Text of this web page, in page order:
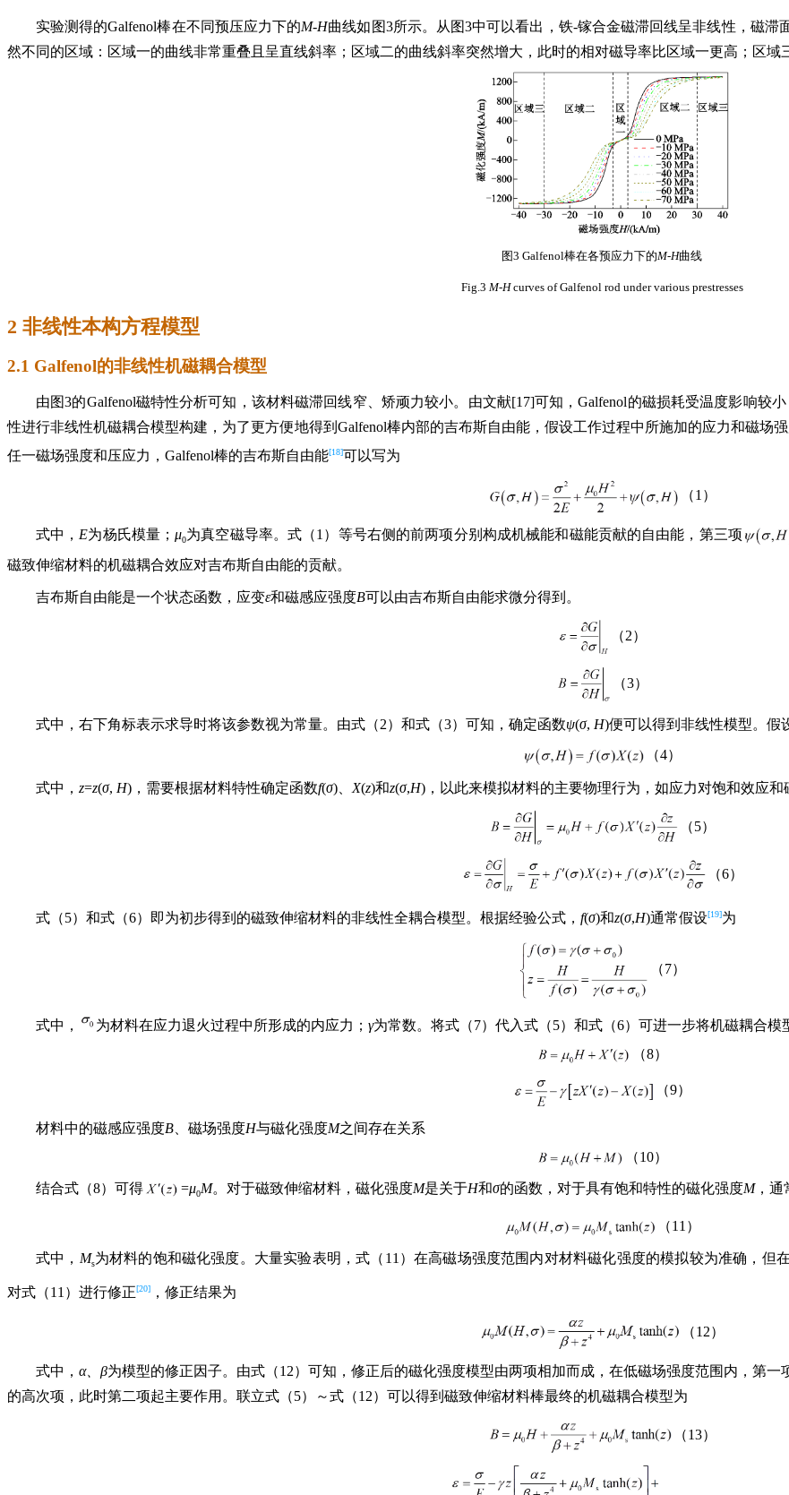
实验测得的Galfenol棒在不同预压应力下的M-H曲线如图3所示。从图3中可以看出，铁-镓合金磁滞回线呈非线性，磁
然不同的区域：区域一的曲线非常重叠且呈直线斜率；区域二的曲线斜率突然增大，此时的相对磁导率比区域一更高；区域
图3 Galfenol棒在各预应力下的M-H曲线
Fig.3 M-Hcurves of Galfenol rod under various prestresses
2 非线性本构方程模型
2.1 Galfenol的非线性机磁耦合模型
由图3的Galfenol磁特性分析可知，该材料磁滞回线窄、矫顽力较小。由文献[17]可知，Galfenol的磁损耗受温度影响较
性进行非线性机磁耦合模型构建，为了更方便地得到Galfenol棒内部的吉布斯自由能，假设工作过程中所施加的应力和磁场
任一磁场强度和压应力，Galfenol棒的吉布斯自由能[18]可以写为
（1）
式中， E为杨氏模量；μ0为真空磁导率。式（1）等号右侧的前两项分别构成机械能和磁能贡献的自由能，第三项
磁致伸缩材料的机磁耦合效应对吉布斯自由能的贡献。
吉布斯自由能是一个状态函数，应变ε和磁感应强度B可以由吉布斯自由能求微分得到。
（2）
（3）
式中，右下角标表示求导时将该参数视为常量。由式（2）和式（3）可知，确定函数ψ(σ, H)便可以得到非线性模型。假
（4）
式中， z=z(σ, H)，需要根据材料特性确定函数f(σ)、 X(z)和z(σ,H)，以此来模拟材料的主要物理行为，如应力对饱和效应
（5）
（6）
式（5）和式（6）即为初步得到的磁致伸缩材料的非线性全耦合模型。根据经验公式， f(σ)和z(σ,H)通常假设[19]为
（7）
式中， 为材料在应力退火过程中所形成的内应力；γ为常数。将式（7）代入式（5）和式（6）可进一步将机磁耦合模
（8）
（9）
材料中的磁感应强度B 、磁场强度H与磁化强度M之间存在关系
（10）
结合式（8）可得 =μ0M。对于磁致伸缩材料，磁化强度M是关于H和σ的函数，对于具有饱和特性的磁化强度M，通
（11）
式中， Ms为材料的饱和磁化强度。大量实验表明，式（11）在高磁场强度范围内对材料磁化强度的模拟较为准确，
对式（11）进行修正[20] ，修正结果为
（12）
式中， α、β为模型的修正因子。由式（12）可知，修正后的磁化强度模型由两项相加而成，在低磁场强度范围内，第
的高次项，此时第二项起主要作用。联立式（5）～式（12）可以得到磁致伸缩材料棒最终的机磁耦合模型为
（13）